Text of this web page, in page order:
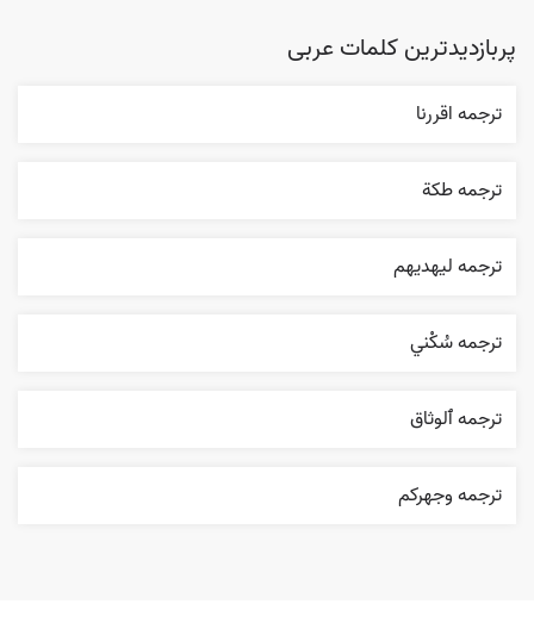
پربازدیدترین کلمات عربی
ترجمه اقررنا
ترجمه طکة
ترجمه ليهديهم
ترجمه سُکْني
ترجمه ٱلوثاق
ترجمه وجهرکم